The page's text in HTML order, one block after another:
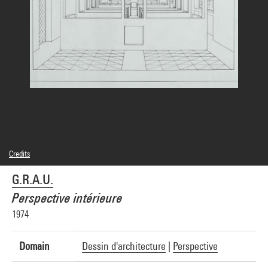
G.R.A.U.
Perspective intérieure
1974
Domain Dessin d'architecture Perspective
Credits
© G.R.A.U./Alessandro Anselmi, Giuseppe Patane
Photo credits : Centre Pompidou, MNAM-CCI/Georges Meguerditchian/Dist.
GrandPalaisRmn
Image reference : 4N24236
Image presentation :